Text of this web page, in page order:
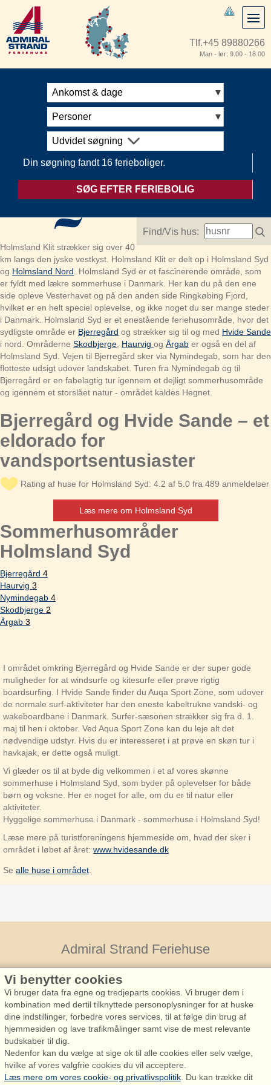
Tlf.+45 89880266
Man - lør: 9.00 - 18.00
Ankomst & dage
Personer
Udvidet søgning
Din søgning fandt 16 ferieboliger.
SØG EFTER FERIEBOLIG
Find/Vis hus:
Holmsland Klit strækker sig over 40
km langs den jyske vestkyst. Holmsland Klit er delt op i Holmsland Syd
og Holmsland Nord . Holmsland Syd er et fascinerende område, som
er fyldt med lækre sommerhuse i Danmark. Her kan du på den ene
side opleve Vesterhavet og på den anden side Ringkøbing Fjord,
hvilket er en helt speciel oplevelse, og ikke noget du ser mange steder
i Danmark. Holmsland Syd er et enestående feriehusområde, hvor det
sydligste område er Bjerregård og strækker sig til og med Hvide Sande
i nord. Områderne Skodbjerge Haurvig og Årgab er også en del af
Holmsland Syd. Vejen til Bjerregård sker via Nymindegab, som har den
flotteste udsigt udover landskabet. Turen fra Nymindegab og til
Bjerregård er en fabelagtig tur igennem et dejligt sommerhusområde
og igennem et storslået natur - området kaldes Hegnet.
Bjerregård og Hvide Sande – et
eldorado for
vandsportsentusiaster
Læs mere om Holmsland Syd
Rating af huse for Holmsland Syd: 4.2 af 5.0 fra 489 anmeldelser
Sommerhusområder
Holmsland Syd
Bjerregård 4
Haurvig 3
Nymindegab 4
Skodbjerge 2
Årgab 3
I området omkring Bjerregård og Hvide Sande er der super gode
muligheder for at windsurfe og kitesurfe eller prøve rigtig
boardsurfing. I Hvide Sande finder du Auqa Sport Zone, som udover
de normale surf-aktiviteter har den eneste kabeltrukne vandski- og
wakeboardbane i Danmark. Surfer-sæsonen strækker sig fra d. 1.
maj til hen i oktober. Ved Aqua Sport Zone kan du leje alt det
nødvendige udstyr. Hvis du er interesseret i at prøve en skøn tur i
havkajak, er dette også muligt.
Vi glæder os til at byde dig velkommen i et af vores skønne
sommerhuse i Holmsland Syd, som byder på oplevelser for både
børn og voksne. Her er noget for alle, om du er til natur eller
aktiviteter.
Hyggelige sommerhuse i Danmark - sommerhuse i Holmsland Syd!
Læse mere på turistforeningens hjemmeside om, hvad der sker i
området i løbet af året: www.hvidesande.dk
Se alle huse i området
Admiral Strand Feriehuse
Admiral Strand Feriehuse, Lønne
Houstrupvej 170, Lønne
6830 Nørre Nebel
Vi benytter cookies
Vi bruger data fra egne og tredjeparts cookies. Vi bruger dem i
kombination med dertil tilknyttede personoplysninger for at huske
dine indstillinger, forbedre vores services, til at følge din brug af
hjemmesiden og lave trafikmålinger samt vise de mest relevante
budskaber til dig.
Nedenfor kan du vælge at sige ok til alle cookies eller selv vælge,
hvilke af vores valgfrie cookies du vil acceptere.
Læs mere om vores cookie- og privatlivspolitik . Du kan trække dit